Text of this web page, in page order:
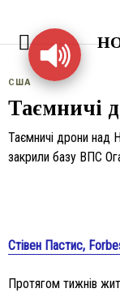
США
Таємничі
Таємничі дрони
закрили базу ВПС
Стівен Пастис,
Протягом тижнів